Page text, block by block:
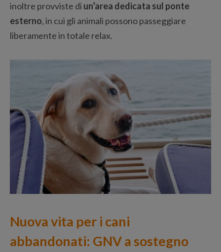
inoltre provviste di un’area dedicata sul ponte
esterno, in cui gli animali possono passeggiare
liberamente in totale relax.
Nuova vita per i cani
abbandonati: GNV a sostegno